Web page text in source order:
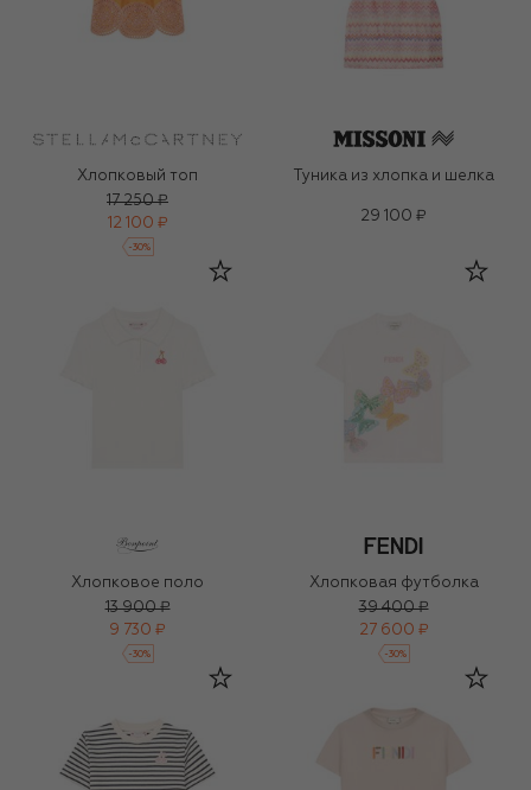
Хлопковый топ
17 250 ₽
12 100 ₽
-30%
Туника из хлопка и шелка
29 100 ₽
Хлопковое поло
13 900 ₽
9 730 ₽
-30%
Хлопковая футболка
39 400 ₽
27 600 ₽
-30%